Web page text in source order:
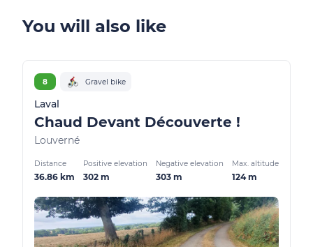
You will also like
8 Gravel bike
Laval
Chaud Devant Découverte !
Louverné
Distance
36.86 km
Positive elevation
302 m
Negative elevation
303 m
Max. altitude
124 m